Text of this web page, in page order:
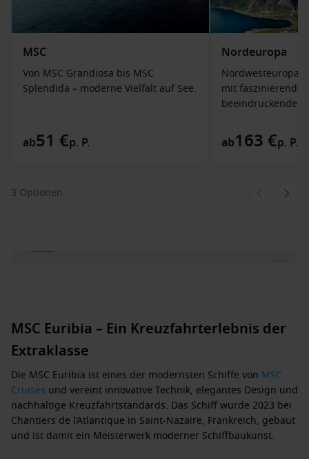
MSC
Von MSC Grandiosa bis MSC
Splendida – moderne Vielfalt auf See.
ab51 €p. P.
Nordeuropa
Nordwesteuropa
mit
beeindruckender
ab163 €p. P.
3 Optionen
MSC Euribia – Ein Kreuzfahrterlebnis der
Extraklasse
Die MSC Euribia ist eines der modernsten Schiffe von MSC
Cruises und vereint innovative Technik, elegantes Design und
nachhaltige Kreuzfahrtstandards. Das Schiff wurde 2023 bei
Chantiers de l’Atlantique in Saint-Nazaire, Frankreich, gebaut
und ist damit ein Meisterwerk moderner Schiffbaukunst.